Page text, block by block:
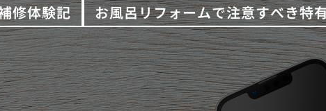
修体験記
お風呂リフォームで注意すべき特